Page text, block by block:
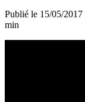
Publié le 15/05/2017
min